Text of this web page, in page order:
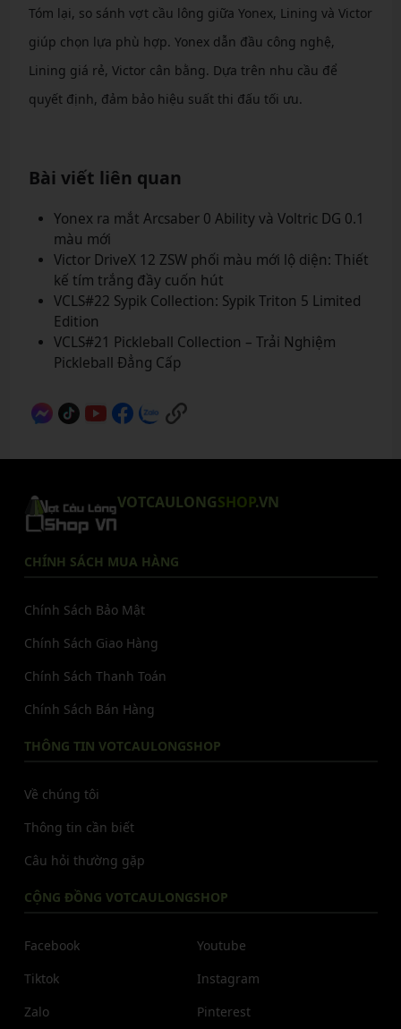
Tóm lại, so sánh vợt cầu lông giữa Yonex, Lining và Victor
giúp chọn lựa phù hợp. Yonex dẫn đầu công nghệ,
Lining giá rẻ, Victor cân bằng. Dựa trên nhu cầu để
quyết định, đảm bảo hiệu suất thi đấu tối ưu.
Bài viết liên quan
Yonex ra mắt Arcsaber 0 Ability và Voltric DG 0.1
màu mới
Victor DriveX 12 ZSW phối màu mới lộ diện: Thiết
kế tím trắng đầy cuốn hút
VCLS#22 Sypik Collection: Sypik Triton 5 Limited
Edition
VCLS#21 Pickleball Collection – Trải Nghiệm
Pickleball Đẳng Cấp
VOTCAULONGSHOP.VN
CHÍNH SÁCH MUA HÀNG
Chính Sách Bảo Mật
Chính Sách Giao Hàng
Chính Sách Thanh Toán
Chính Sách Bán Hàng
THÔNG TIN VOTCAULONGSHOP
Về chúng tôi
Thông tin cần biết
Câu hỏi thường gặp
CỘNG ĐỒNG VOTCAULONGSHOP
Facebook
Tiktok
Zalo
Youtube
Instagram
Pinterest